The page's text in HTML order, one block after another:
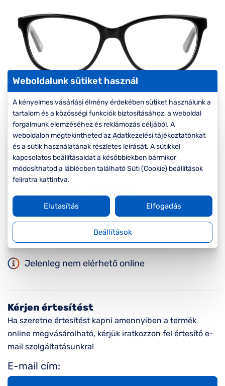
szemüvegekre
Seen Belépőár
-50%
Korábbi ár: 22.000 Ft
Akciós ár: 11.000 Ft
A feltűntetett ár a szemüvegkeretre vonatkozik.
Jelenleg nem elérhető online
Kérjen értesítést
Ha szeretne értesítést kapni amennyiben a termék
online megvásárolható, kérjük iratkozzon fel értesítő e-
mail szolgáltatásunkra!
E-mail cím:
Weboldalunk sütiket használ
A kényelmes vásárlási élmény érdekében sütiket használunk a
tartalom és a közösségi funkciók biztosításához, a weboldal
forgalmunk elemzéséhez és reklámozás céljából. A
weboldalon megtekintheted az Adatkezelési tájékoztatónkat
és a sütik használatának részletes leírását. A sütikkel
kapcsolatos beállításaidat a későbbiekben bármikor
módosíthatod a láblécben található Süti (Cookie) beállítások
feliratra kattintva.
Beállítások
Elutasítás Elfogadás